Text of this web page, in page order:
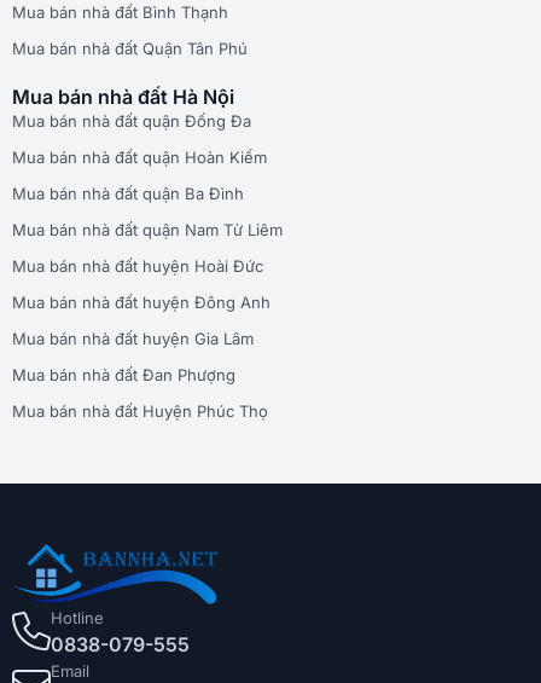
Mua bán nhà đất Bình Thạnh
Mua bán nhà đất Quận Tân Phú
Mua bán nhà đất Hà Nội
Mua bán nhà đất quận Đống Đa
Mua bán nhà đất quận Hoàn Kiếm
Mua bán nhà đất quận Ba Đình
Mua bán nhà đất quận Nam Từ Liêm
Mua bán nhà đất huyện Hoài Đức
Mua bán nhà đất huyện Đông Anh
Mua bán nhà đất huyện Gia Lâm
Mua bán nhà đất Đan Phượng
Mua bán nhà đất Huyện Phúc Thọ
Hotline
0838-079-555
Email